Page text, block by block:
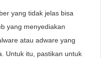
yang tidak jelas bisa
yang menyediakan
atau adware yang
Untuk itu, pastikan untuk